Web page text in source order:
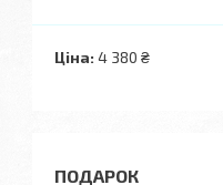
Ціна: 4 380 ₴